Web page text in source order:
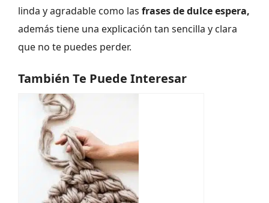
linda y agradable como las frases de dulce espera,
además tiene una explicación tan sencilla y clara
que no te puedes perder.
También Te Puede Interesar